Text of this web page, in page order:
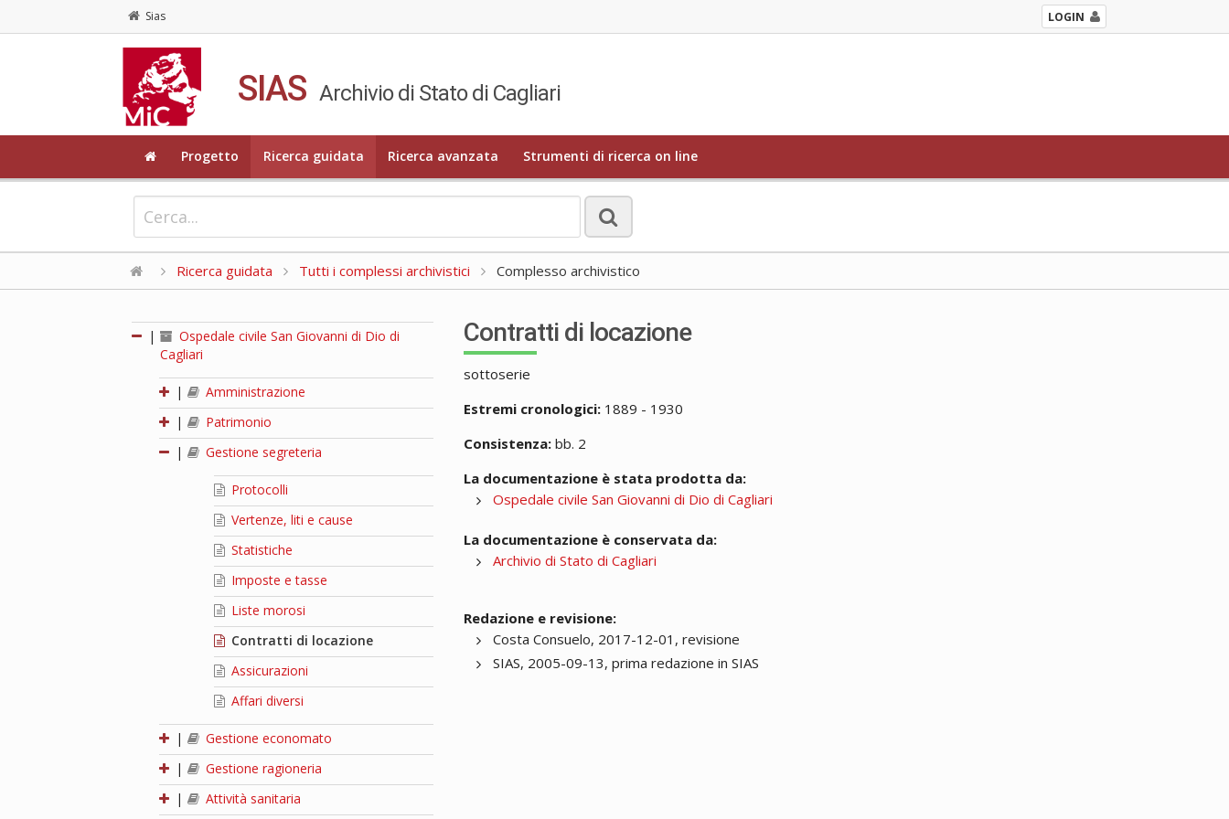
Sias LOGIN
SIAS Archivio di Stato di Cagliari
Progetto Ricerca guidata Ricerca avanzata Strumenti di ricerca on line
Ricerca guidata Tutti i complessi archivistici Complesso archivistico
|
Ospedale civile San Giovanni di Dio di
Cagliari
|
Amministrazione
|
Patrimonio
|
Gestione segreteria
Protocolli
Vertenze, liti e cause
Statistiche
Imposte e tasse
Liste morosi
Contratti di locazione
Assicurazioni
Affari diversi
|
Gestione economato
|
Gestione ragioneria
|
Attività sanitaria
Contratti di locazione
sottoserie
Estremi cronologici: 1889 - 1930
Consistenza: bb. 2
La documentazione è stata prodotta da:
Ospedale civile San Giovanni di Dio di Cagliari
La documentazione è conservata da:
Archivio di Stato di Cagliari
Redazione e revisione:
Costa Consuelo, 2017-12-01, revisione
SIAS, 2005-09-13, prima redazione in SIAS